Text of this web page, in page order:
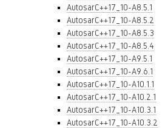
AutosarC++17_10-A8.5.1
AutosarC++17_10-A8.5.2
AutosarC++17_10-A8.5.3
AutosarC++17_10-A8.5.4
AutosarC++17_10-A9.5.1
AutosarC++17_10-A9.6.1
AutosarC++17_10-A10.1.1
AutosarC++17_10-A10.2.1
AutosarC++17_10-A10.3.1
AutosarC++17_10-A10.3.2